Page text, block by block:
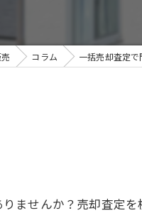
コラム 一括売却査定
ませんか？売却査定